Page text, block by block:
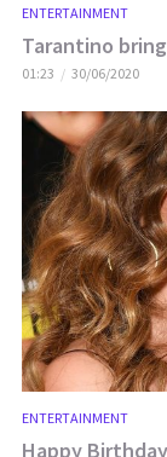
ENTERTAINMENT
Tarantino
01:23 30/06/2020
ENTERTAINMENT
Happy